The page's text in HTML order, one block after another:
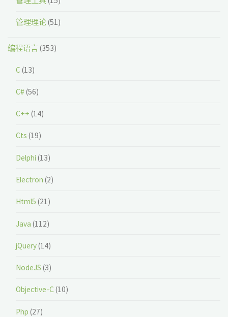
管理理论(51)
编程语言(353)
C (13)
C# (56)
C++ (14)
Cts (19)
Delphi (13)
Electron (2)
Html5 (21)
Java (112)
jQuery(14)
NodeJS (3)
Objective-C (10)
Php (27)